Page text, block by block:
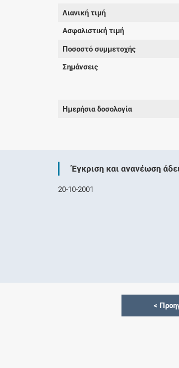
Λιανική τιμή
Ασφαλιστική τιμή
Ποσοστό συμμετοχής
Σημάνσεις
Ημερήσια δοσολογία
Έγκριση και ανανέωση
20-10-2001
<